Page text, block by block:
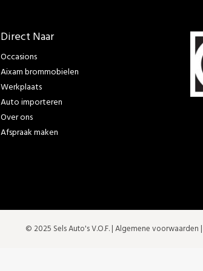
Direct Naar
Occasions
Aixam brommobielen
Werkplaats
Auto importeren
Over ons
Afspraak maken
© 2025 Sels Auto's V.O.F. |Algemene voorwaarden |